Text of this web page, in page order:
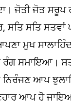
ਜੋਤੀ ਜੋਤ ਸਰੂਪ
ਸਤਿ ਸਤਿ ਸਤਵਾਂ
ਮੁਖ
ਰੰਗ ਸਮਾਇਆ।
ਨਿਰੰਜਣ ਆਪ
ਆਪ ਹੋ